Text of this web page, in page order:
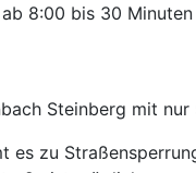
8:00 bis 30
Steinberg mit
es zu